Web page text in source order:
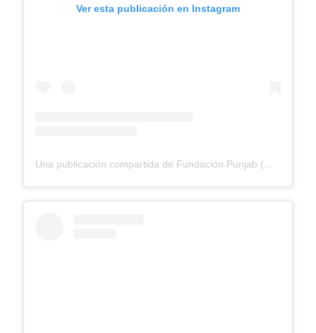
Ver esta publicación en Instagram
Una publicación compartida de Fundación Punjab (@fundacionpunjab)